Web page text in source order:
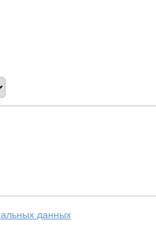
данных